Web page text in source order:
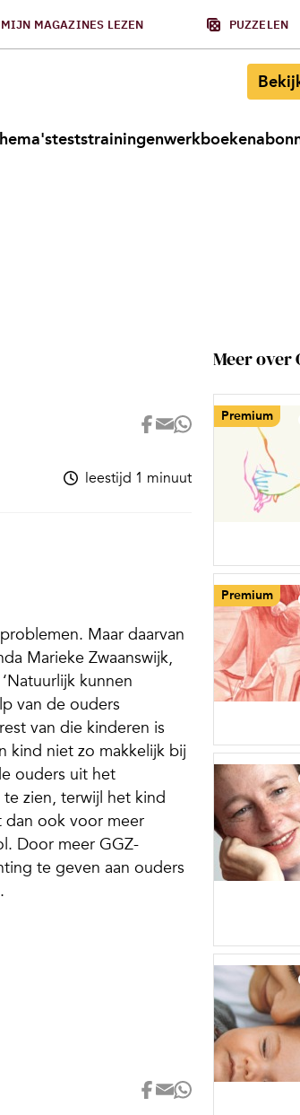
MIJN MAGAZINES LEZEN PUZZELEN
teststrainingenwerkboeken
leestijd 1 minuut
Maar daarvan
Marieke Zwaanswijk,
kunnen
van de ouders
van die kinderen is
kind niet zo makkelijk bij
ouders uit het
zien, terwijl het kind
dan ook voor meer
Door meer GGZ-
te geven aan ouders
Meer over
Premium
Premium